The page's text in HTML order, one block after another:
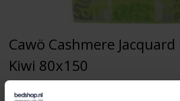
Cawö Cashmere
Kiwi 80x150
47,95